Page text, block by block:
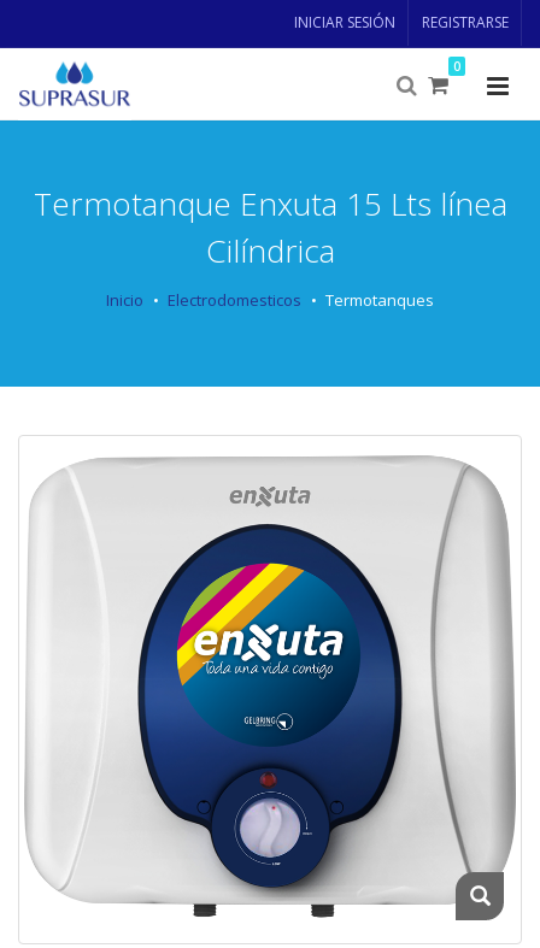
INICIAR SESIÓN REGISTRARSE
0
Termotanque Enxuta 15 Lts línea
Cilíndrica
Inicio Electrodomesticos Termotanques